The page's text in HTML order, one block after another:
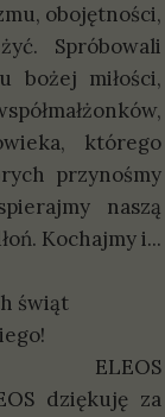
obojętności,
Spróbowali
bożej miłości,
którego
przynośmy
naszą
Kochajmy i...
świąt
ELEOS
dziękuję za